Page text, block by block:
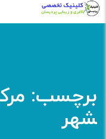
برچسب:
شهر